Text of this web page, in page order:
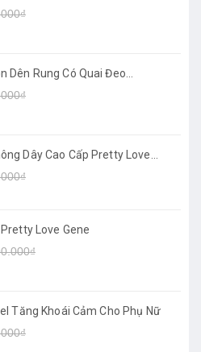
Dên Rung Có Quai Đeo
Dây Cao Cấp Pretty Love
Love Gene
Tăng Khoái Cảm Cho Phụ Nữ